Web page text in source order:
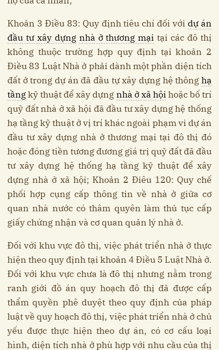
Khoản 3 Điều 83: Quy định tiêu chí đối với dự án
đầu tư xây dựng nhà ở thương mại tại các đô thị
không thuộc trường hợp quy định tại khoản 2
Điều 83 Luật Nhà ở phải dành một phần diện tích
đất ở trong dự án đã đầu tự xây dựng hệ thông hạ
tầngkỹ thuật để xây dựng nhà ở xã hội hoặc bố trí
quỹ đất nhà ở xã hội đã đầu tư xây dựng hệ thống
hạ tầng kỹ thuật ở vị trí khác ngoài phạm vi dự án
đầu tư xây dựng nhà ở thương mại tại đô thị đó
hoặc đóng tiền tương đương giá trị quỹ đất đã đầu
tư xây dựng hệ thống hạ tầng kỹ thuật để xây
dựng nhà ở xã hội; Khoản 2 Điêu 120: Quy chế
phối hợp cụng cấp thông tin về nhà ở giữa cơ
quan nhà nước có thâm quyên làm thủ tục cấp
giấy chứng nhận và cơ quan quản lý nhà ở.
Đối với khu vực đô thị, việc phát triển nhà ở thực
hiện theo quy định tại khoản 4 Điều 5 Luật Nhà ở.
Đối với khu vực chưa là đô thị nhưng nằm trong
ranh giới đồ án quy hoạch đô thị đã được cấp
thẩm quyền phê duyệt theo quy định của pháp
luật về quy hoạch đô thị, việc phát triển nhà ở chủ
yếu được thực hiện theo dự án, có cơ cấu loại
hình, diện tích nhà ở phù hợp với nhu cầu của thị